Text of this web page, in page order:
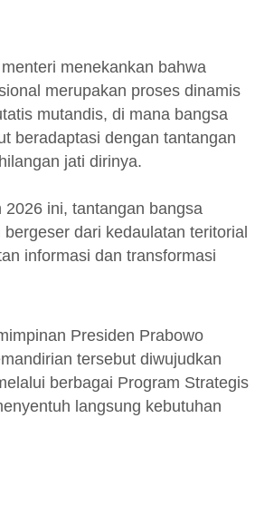
menekankan bahwa
merupakan proses dinamis
mutandis, di mana bangsa
beradaptasi dengan tantangan
jati dirinya.
2026 ini, tantangan bangsa
dari kedaulatan teritorial
informasi dan transformasi
Presiden Prabowo
tersebut diwujudkan
berbagai Program Strategis
langsung kebutuhan